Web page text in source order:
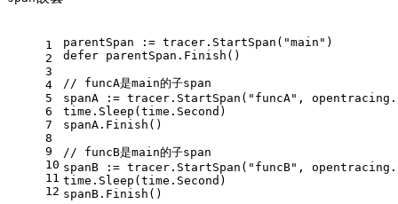
1
2
3
4
5
6
7
8
9
10
11
12
parentSpan := tracer.StartSpan( "main" )
defer parentSpan.Finish()
// funcA是main的子span
spanA := tracer.StartSpan( "funcA" ,
time.Sleep(time.Second)
spanA.Finish()
// funcB是main的子span
spanB := tracer.StartSpan( "funcB" ,
time.Sleep(time.Second)
spanB.Finish()